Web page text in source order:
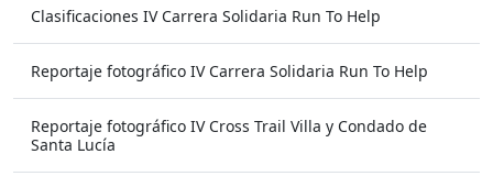
Clasificaciones IV Carrera Solidaria Run To Help
Reportaje fotográfico IV Carrera Solidaria Run To Help
Reportaje fotográfico IV Cross Trail Villa y Condado de
Santa Lucía